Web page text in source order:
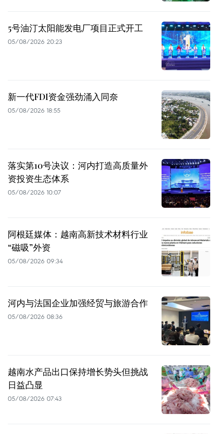
5号油汀太阳能发电厂项目正式开工
05/08/2026 20:23
新一代FDI资金强劲涌入同奈
05/08/2026 18:55
落实第10号决议：河内打造高质量外
资投资生态体系
05/08/2026 10:07
阿根廷媒体：越南高新技术材料行业
“磁吸”外资
05/08/2026 09:34
河内与法国企业加强经贸与旅游合作
05/08/2026 08:36
越南水产品出口保持增长势头但挑战
日益凸显
05/08/2026 07:43